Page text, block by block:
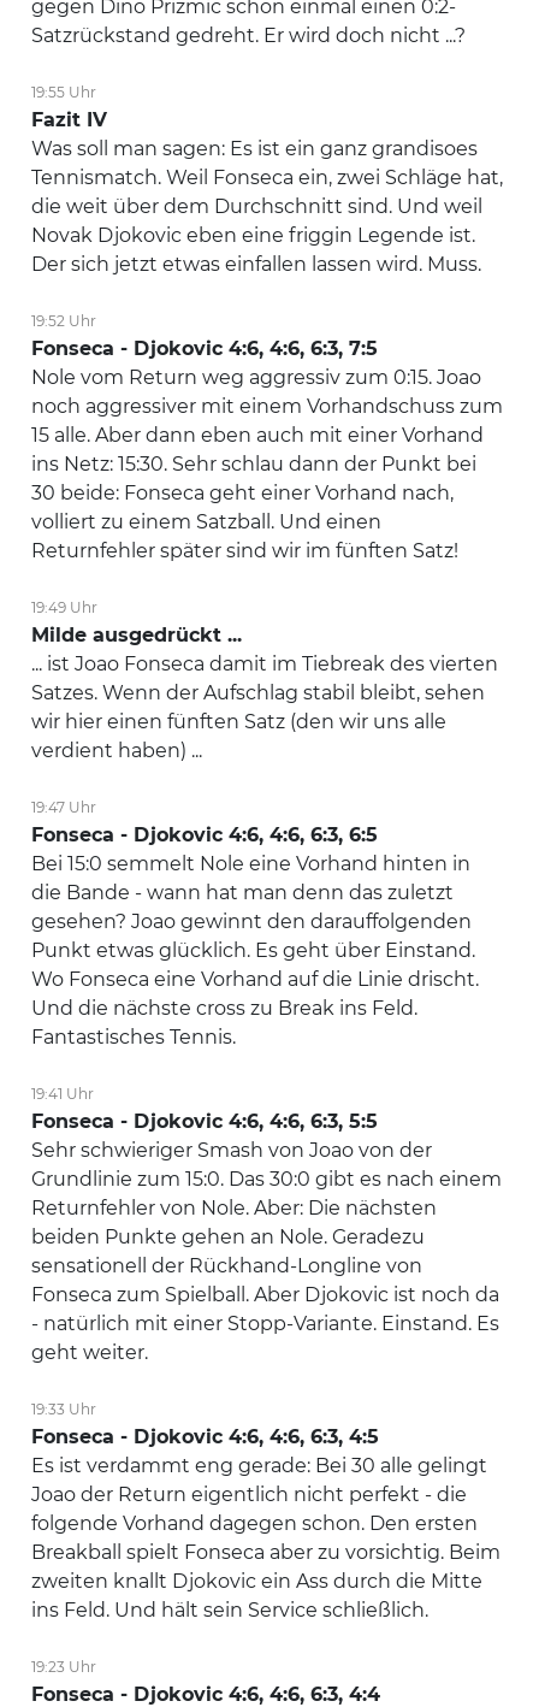
gegen Dino Prizmic schon einmal einen 0:2-
Satzrückstand gedreht. Er wird doch nicht ...?
19:55 Uhr
Fazit IV
Was soll man sagen: Es ist ein ganz grandisoes
Tennismatch. Weil Fonseca ein, zwei Schläge hat,
die weit über dem Durchschnitt sind. Und weil
Novak Djokovic eben eine friggin Legende ist.
Der sich jetzt etwas einfallen lassen wird. Muss.
19:52 Uhr
Fonseca - Djokovic 4:6, 4:6, 6:3, 7:5
Nole vom Return weg aggressiv zum 0:15. Joao
noch aggressiver mit einem Vorhandschuss zum
15 alle. Aber dann eben auch mit einer Vorhand
ins Netz: 15:30. Sehr schlau dann der Punkt bei
30 beide: Fonseca geht einer Vorhand nach,
volliert zu einem Satzball. Und einen
Returnfehler später sind wir im fünften Satz!
19:49 Uhr
Milde ausgedrückt ...
... ist Joao Fonseca damit im Tiebreak des vierten
Satzes. Wenn der Aufschlag stabil bleibt, sehen
wir hier einen fünften Satz (den wir uns alle
verdient haben) ...
19:47 Uhr
Fonseca - Djokovic 4:6, 4:6, 6:3, 6:5
Bei 15:0 semmelt Nole eine Vorhand hinten in
die Bande - wann hat man denn das zuletzt
gesehen? Joao gewinnt den darauffolgenden
Punkt etwas glücklich. Es geht über Einstand.
Wo Fonseca eine Vorhand auf die Linie drischt.
Und die nächste cross zu Break ins Feld.
Fantastisches Tennis.
19:41 Uhr
Fonseca - Djokovic 4:6, 4:6, 6:3, 5:5
Sehr schwieriger Smash von Joao von der
Grundlinie zum 15:0. Das 30:0 gibt es nach einem
Returnfehler von Nole. Aber: Die nächsten
beiden Punkte gehen an Nole. Geradezu
sensationell der Rückhand-Longline von
Fonseca zum Spielball. Aber Djokovic ist noch da
- natürlich mit einer Stopp-Variante. Einstand. Es
geht weiter.
19:33 Uhr
Fonseca - Djokovic 4:6, 4:6, 6:3, 4:5
Es ist verdammt eng gerade: Bei 30 alle gelingt
Joao der Return eigentlich nicht perfekt - die
folgende Vorhand dagegen schon. Den ersten
Breakball spielt Fonseca aber zu vorsichtig. Beim
zweiten knallt Djokovic ein Ass durch die Mitte
ins Feld. Und hält sein Service schließlich.
19:23 Uhr
Fonseca - Djokovic 4:6, 4:6, 6:3, 4:4